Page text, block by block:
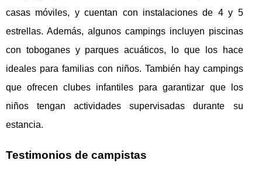
casas móviles, y cuentan con instalaciones de 4 y 5
estrellas. Además, algunos campings incluyen piscinas
con toboganes y parques acuáticos, lo que los hace
ideales para familias con niños. También hay campings
que ofrecen clubes infantiles para garantizar que los
niños tengan actividades supervisadas durante su
estancia.
Testimonios de campistas